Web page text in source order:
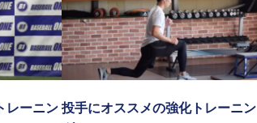
レーニン 投手にオススメの強化トレーニン